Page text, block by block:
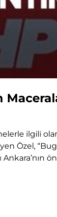
ilgili
Özel,
Ankara’nın